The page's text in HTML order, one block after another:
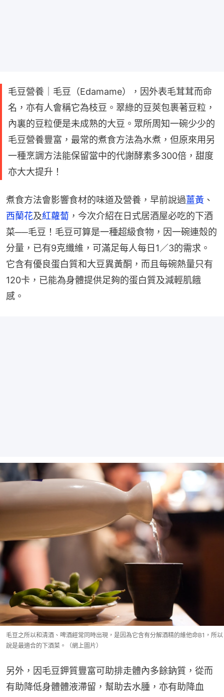
毛豆營養｜毛豆（Edamame），因外表毛茸茸而命
名，亦有人會稱它為枝豆。翠綠的豆莢包裹著豆粒，
內裏的豆粒便是未成熟的大豆。眾所周知一碗少少的
毛豆營養豐富，最常的煮食方法為水煮，但原來用另
一種烹調方法能保留當中的代謝酵素多300倍，甜度
亦大大提升！
煮食方法會影響食材的味道及營養，早前說過薑黃 、
西蘭花及紅蘿蔔 ，今次介紹在日式居酒屋必吃的下酒
菜──毛豆！毛豆可算是一種超級食物，因一碗連殼的
分量，已有9克纖維，可滿足每人每日1／3的需求。
它含有優良蛋白質和大豆異黃酮，而且每碗熱量只有
120卡，已能為身體提供足夠的蛋白質及減輕肌餓
感。
毛豆之所以和清酒、啤酒經常同時出現，是因為它含有分解酒精的維他命B1，所以
說是最適合的下酒菜。（網上圖片）
另外，因毛豆鉀質豐富可助排走體內多餘鈉質，從而
有助降低身體體液滯留，幫助去水腫，亦有助降血